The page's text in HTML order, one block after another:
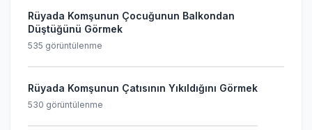
Rüyada Komşunun Çocuğunun Balkondan
Düştüğünü Görmek
535 görüntülenme
Rüyada Komşunun Çatısının Yıkıldığını Görmek
530 görüntülenme